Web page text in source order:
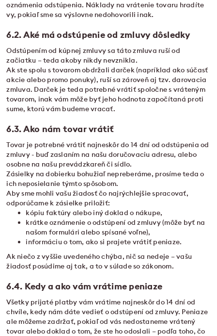
oznámenia odstúpenia. Náklady na vrátenie tovaru hradíte
vy, pokiaľ sme sa výslovne nedohovorili inak.
6.2. Aké má odstúpenie od zmluvy dôsledky
Odstúpením od kúpnej zmluvy sa táto zmluva ruší od
začiatku – teda akoby nikdy nevznikla.
Ak ste spolu s tovarom obdržali darček (napríklad ako súčasť
akcie alebo promo ponuky), ruší sa zároveň aj tzv. darovacia
zmluva. Darček je teda potrebné vrátiť spoločne s vráteným
tovarom, inak vám môže byť jeho hodnota započítaná proti
sume, ktorú vám budeme vracať.
6.3. Ako nám tovar vrátiť
Tovar je potrebné vrátiť najneskôr do 14 dní od odstúpenia od
zmluvy - buď zaslaním na našu doručovaciu adresu, alebo
osobne na našu prevádzkareň či sídlo.
Zásielky na dobierku bohužiaľ nepreberáme, prosíme teda o
ich neposielanie týmto spôsobom.
Aby sme mohli vašu žiadosť čo najrýchlejšie spracovať,
odporúčame k zásielke priložiť:
kópiu faktúry alebo iný doklad o nákupe,
krátke oznámenie o odstúpení od zmluvy (môže byť na
našom formulári alebo spísané voľne),
informáciu o tom, ako si prajete vrátiť peniaze.
Ak niečo z vyššie uvedeného chýba, nič sa nedeje – vašu
žiadosť posúdime aj tak, a to v súlade so zákonom.
6.4. Kedy a ako vám vrátime peniaze
Všetky prijaté platby vám vrátime najneskôr do 14 dní od
chvíle, kedy nám dáte vedieť o odstúpení od zmluvy. Peniaze
ale môžeme zadržať, pokiaľ od vás nedostaneme vrátený
tovar alebo doklad o tom, že ste ho odoslali – podľa toho, čo